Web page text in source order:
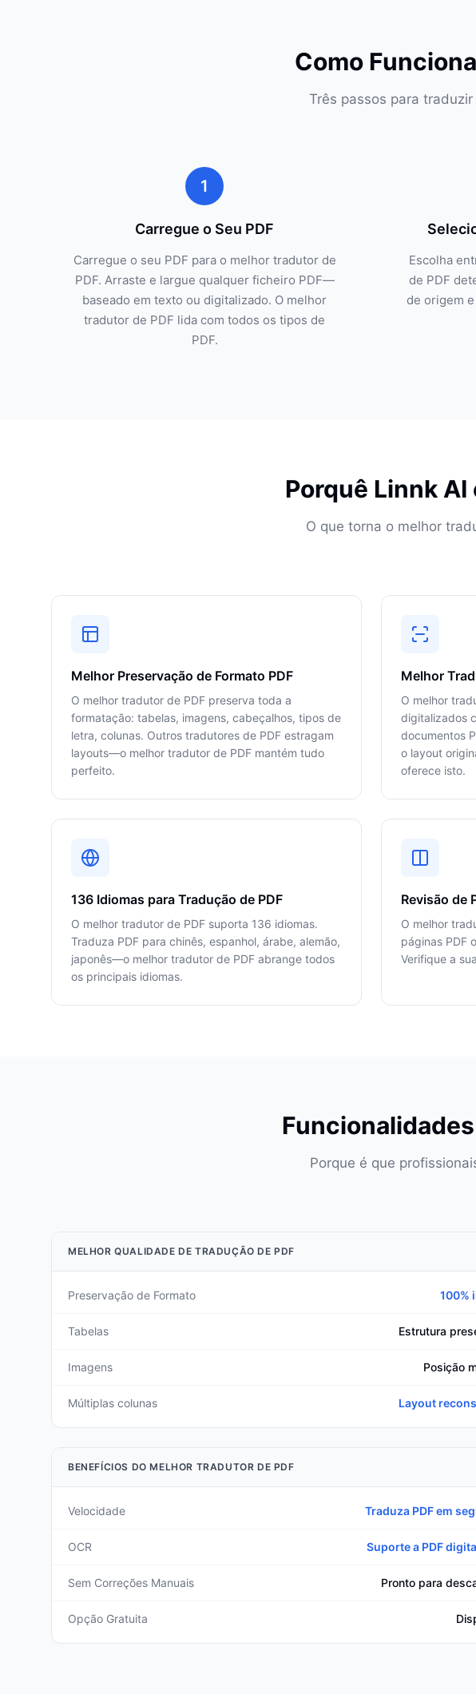
Como
Três passos para
1
Carregue o Seu PDF
Carregue o seu PDF para o melhor tradutor de
PDF. Arraste e largue qualquer ficheiro PDF—
baseado em texto ou digitalizado. O melhor
tradutor de PDF lida com todos os tipos de
PDF.
Escolha
de PDF
de origem
Porquê Linnk AI
O que torna o melhor
Melhor Preservação de Formato PDF
O melhor tradutor de PDF preserva toda a
formatação: tabelas, imagens, cabeçalhos, tipos de
letra, colunas. Outros tradutores de PDF estragam
layouts—o melhor tradutor de PDF mantém tudo
perfeito.
Melhor
O melhor
digitalizados
documentos
o layout
oferece isto.
136 Idiomas para Tradução de PDF
O melhor tradutor de PDF suporta 136 idiomas.
Traduza PDF para chinês, espanhol, árabe, alemão,
japonês—o melhor tradutor de PDF abrange todos
os principais idiomas.
Revisão de
O melhor
páginas PDF
Verifique a
Porque é que
MELHOR QUALIDADE DE TRADUÇÃO DE PDF
Preservação de Formato 100%
Tabelas Estrutura
Imagens Posição
Múltiplas colunas Layout
BENEFÍCIOS DO MELHOR TRADUTOR DE PDF
Velocidade Traduza PDF em
OCR Suporte a PDF
Sem Correções Manuais Pronto para
Opção Gratuita